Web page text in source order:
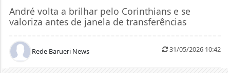
André volta a brilhar pelo Corinthians e se
valoriza antes de janela de transferências
Rede Barueri News 31/05/2026 10:42